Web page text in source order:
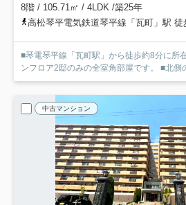
8階 / 105.71㎡ / 4LDK /築25年
高松琴平電気鉄道琴平線「瓦町」駅 徒
■琴電琴平線「瓦町駅」から徒歩約8分に所
ンフロア2邸のみの全室角部屋です。 ■北側
中古マンション